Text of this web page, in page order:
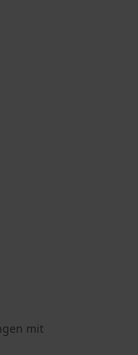
mit